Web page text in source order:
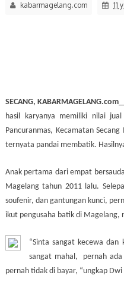
kabarmagelang.com 11
SECANG, KABARMAGELANG.com
hasil karyanya memiliki nilai
Pancuranmas, Kecamatan
ternyata pandai membatik.
Anak pertama dari empat
Magelang tahun 2011 lalu.
soufenir, dan gantungan kunci,
ikut pengusaha batik di Magelang,
“Sinta sangat kecewa
sangat mahal,
pernah
pernah tidak di bayar, “ungkap